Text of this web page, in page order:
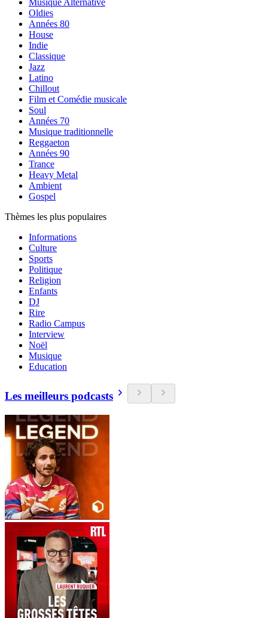
Musique Alternative
Oldies
Années 80
House
Indie
Classique
Jazz
Latino
Chillout
Film et Comédie musicale
Soul
Années 70
Musique traditionnelle
Reggaeton
Années 90
Trance
Heavy Metal
Ambient
Gospel
Thèmes les plus populaires
Informations
Culture
Sports
Politique
Religion
Enfants
DJ
Rire
Radio Campus
Interview
Noël
Musique
Education
Les meilleurs podcasts